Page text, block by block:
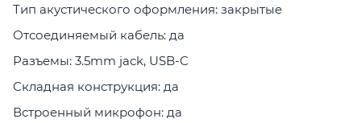
Тип акустического оформления: закрытые
Отсоединяемый кабель: да
Разъемы: 3.5mm jack, USB-C
Складная конструкция: да
Встроенный микрофон: да